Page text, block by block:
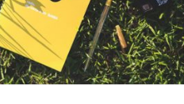
1: Viestijäkuva
#viestintä #vuorovaikutus